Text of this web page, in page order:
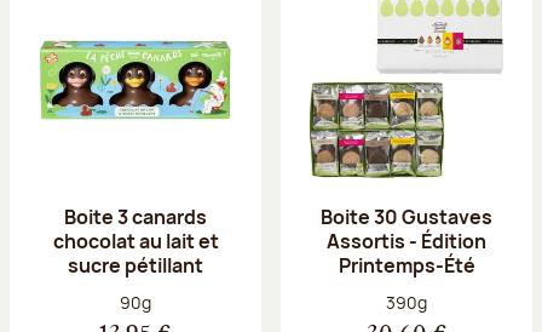
Boite 3 canards
chocolat au lait et
sucre pétillant
Poids net :
90g
Boite 30 Gustaves
Assortis - Édition
Printemps-Été
Poids net :
390g